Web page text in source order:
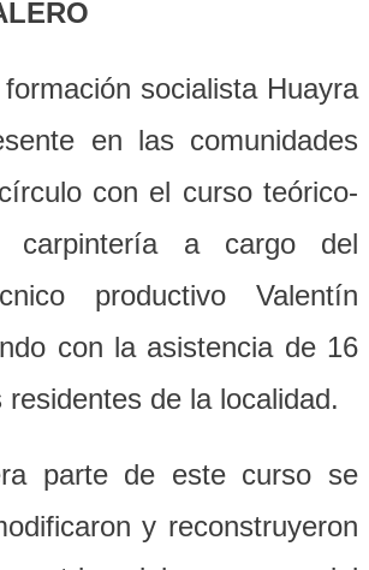
socialista Huayra
en las comunidades
círculocon el curso teórico-
carpintería a cargo del
productivoValentín
con la asistencia de 16
residentes de la localidad.
parte de este curso se
y reconstruyeron